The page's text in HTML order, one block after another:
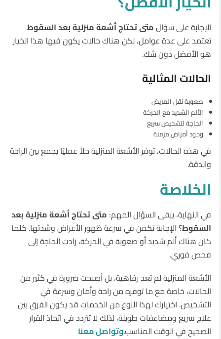
الإجابة على سؤالمتىتحتاجأشعةمنزليةبعدالسقوط
تعتمد على عدة عوامل، لكن هناك حالات يكون فيها هذا الخيار
هو الأفضل دون شك.
الحالاتالمثالية
صعوبة نقل المريض
الألم الشديد مع الحركة
الحاجة لتشخيص سريع
وجود أمراض مزمنة
في هذه الحالات، توفر الأشعة المنزلية حلاً عمليًا يجمع بين الراحة
والدقة.
الخلاصة
في النهاية، يبقى السؤال المهم: متىتحتاجأشعةمنزليةبعد
السقوط؟ الإجابة تكمن في سرعة ظهور الأعراض وشدتها. كلما
كان هناك ألم شديد أو صعوبة في الحركة، زادت الحاجة إلى
فحص فوري.
الأشعة المنزلية لم تعد رفاهية، بل أصبحت ضرورة في كثير من
الحالات، خاصة مع ما توفره من راحة وأمان وسرعة في
التشخيص. اختيارك لهذا النوع من الخدمات قد يكون الفرق بين
علاج سريع ومضاعفات طويلة، لذلك لا تتردد في اتخاذ القرار
الصحيح في الوقت المناسب.وتواصل معنا